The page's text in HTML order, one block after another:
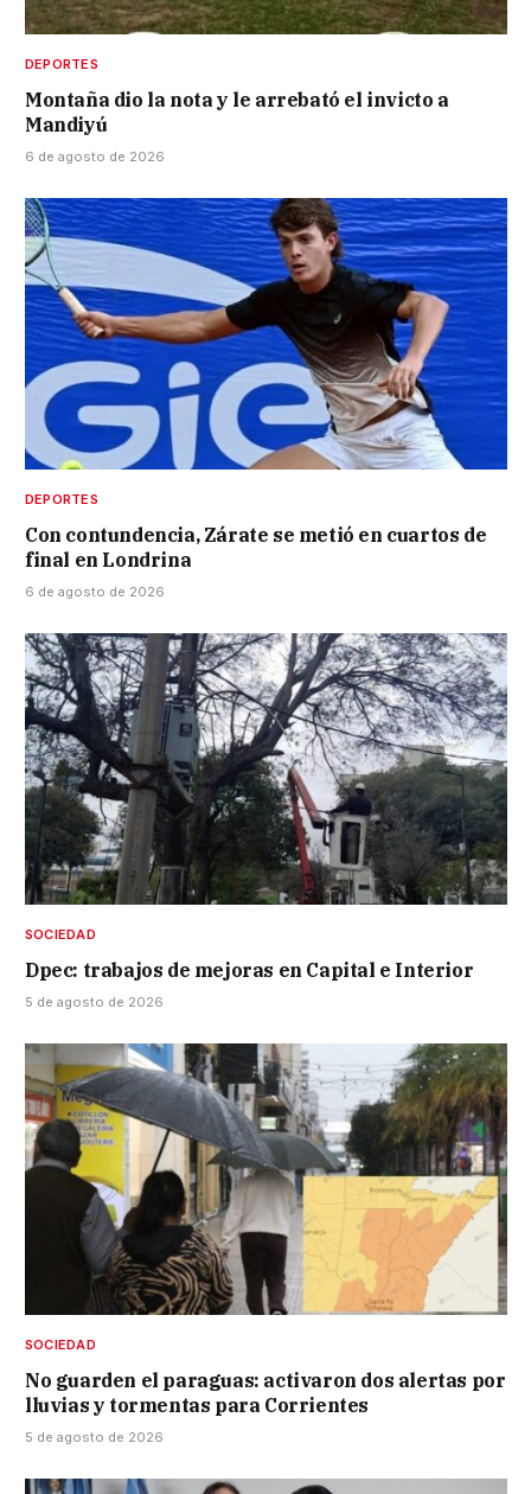
DEPORTES
Montaña dio la nota y le arrebató el invicto a
Mandiyú
6 de agosto de 2026
DEPORTES
Con contundencia, Zárate se metió en cuartos de
final en Londrina
6 de agosto de 2026
SOCIEDAD
Dpec: trabajos de mejoras en Capital e Interior
5 de agosto de 2026
SOCIEDAD
No guarden el paraguas: activaron dos alertas por
lluvias y tormentas para Corrientes
5 de agosto de 2026